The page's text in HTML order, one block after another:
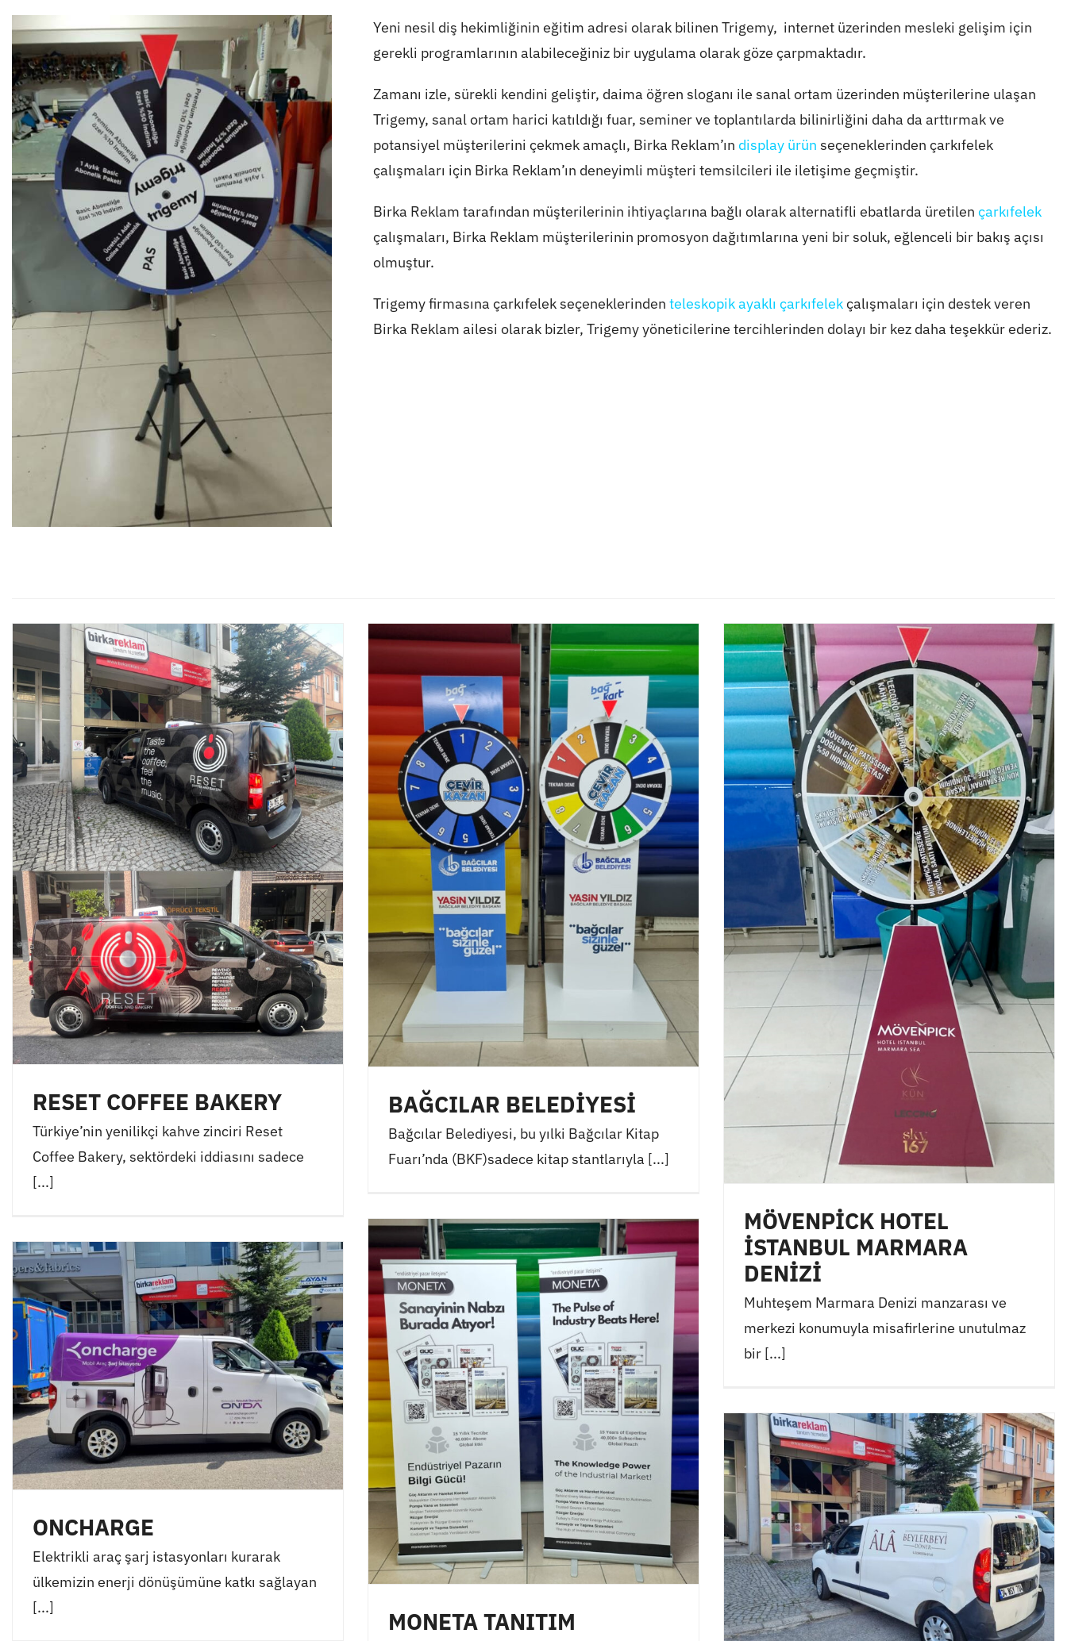
Yeni nesil diş hekimliğinin eğitim adresi olarak bilinen Trigemy, internet üzerinden mesleki gelişim için
gerekli programlarının alabileceğiniz bir uygulama olarak göze çarpmaktadır.
Zamanı izle, sürekli kendini geliştir, daima öğren sloganı ile sanal ortam üzerinden müşterilerine ulaşan
Trigemy, sanal ortam harici katıldığı fuar, seminer ve toplantılarda bilinirliğini daha da arttırmak ve
potansiyel müşterilerini çekmek amaçlı, Birka Reklam’ın display ürün seçeneklerinden çarkıfelek
çalışmaları için Birka Reklam’ın deneyimli müşteri temsilcileri ile iletişime geçmiştir.
Birka Reklam tarafından müşterilerinin ihtiyaçlarına bağlı olarak alternatifli ebatlarda üretilen çarkıfelek
çalışmaları, Birka Reklam müşterilerinin promosyon dağıtımlarına yeni bir soluk, eğlenceli bir bakış açısı
olmuştur.
Trigemy firmasına çarkıfelek seçeneklerindenteleskopik ayaklı çarkıfelekçalışmaları için destek veren
Birka Reklam ailesi olarak bizler, Trigemy yöneticilerine tercihlerinden dolayı bir kez daha teşekkür ederiz.
RESET COFFEE BAKERY
Türkiye’nin yenilikçi kahve zinciri Reset
Coffee Bakery, sektördeki iddiasını sadece
[...]
BAĞCILAR BELEDİYESİ
Bağcılar Belediyesi, bu yılki Bağcılar Kitap
Fuarı’nda (BKF)sadece kitap stantlarıyla [...]
MÖVENPİCK HOTEL
İSTANBUL MARMARA
DENİZİ
Muhteşem Marmara Denizi manzarası ve
merkezi konumuyla misafirlerine unutulmaz
bir [...]
MONETA TANITIM
ONCHARGE
Elektrikli araç şarj istasyonları kurarak
ülkemizin enerji dönüşümüne katkı sağlayan
[...]